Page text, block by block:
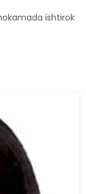
ishtirok